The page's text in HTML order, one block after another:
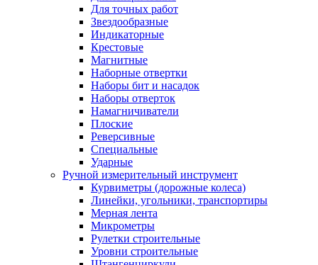
Для точных работ
Звездообразные
Индикаторные
Крестовые
Магнитные
Наборные отвертки
Наборы бит и насадок
Наборы отверток
Намагничиватели
Плоские
Реверсивные
Специальные
Ударные
Ручной измерительный инструмент
Курвиметры (дорожные колеса)
Линейки, угольники, транспортиры
Мерная лента
Микрометры
Рулетки строительные
Уровни строительные